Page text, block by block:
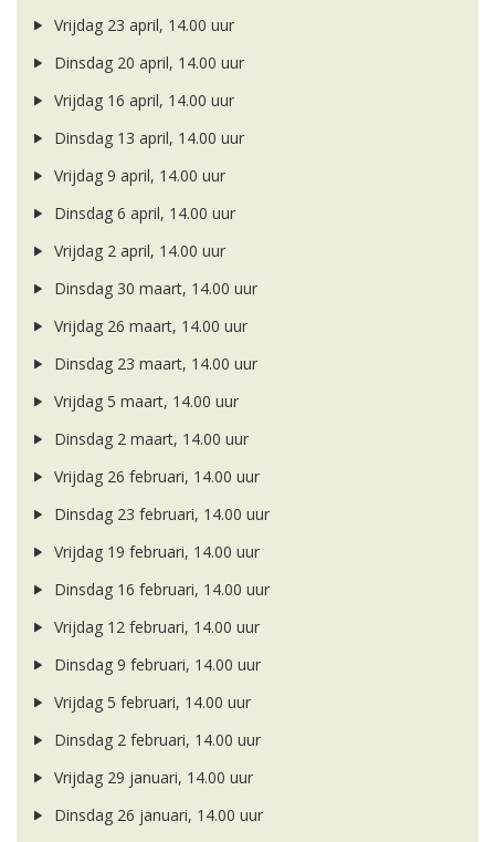
Vrijdag 23 april, 14.00 uur
Dinsdag 20 april, 14.00 uur
Vrijdag 16 april, 14.00 uur
Dinsdag 13 april, 14.00 uur
Vrijdag 9 april, 14.00 uur
Dinsdag 6 april, 14.00 uur
Vrijdag 2 april, 14.00 uur
Dinsdag 30 maart, 14.00 uur
Vrijdag 26 maart, 14.00 uur
Dinsdag 23 maart, 14.00 uur
Vrijdag 5 maart, 14.00 uur
Dinsdag 2 maart, 14.00 uur
Vrijdag 26 februari, 14.00 uur
Dinsdag 23 februari, 14.00 uur
Vrijdag 19 februari, 14.00 uur
Dinsdag 16 februari, 14.00 uur
Vrijdag 12 februari, 14.00 uur
Dinsdag 9 februari, 14.00 uur
Vrijdag 5 februari, 14.00 uur
Dinsdag 2 februari, 14.00 uur
Vrijdag 29 januari, 14.00 uur
Dinsdag 26 januari, 14.00 uur